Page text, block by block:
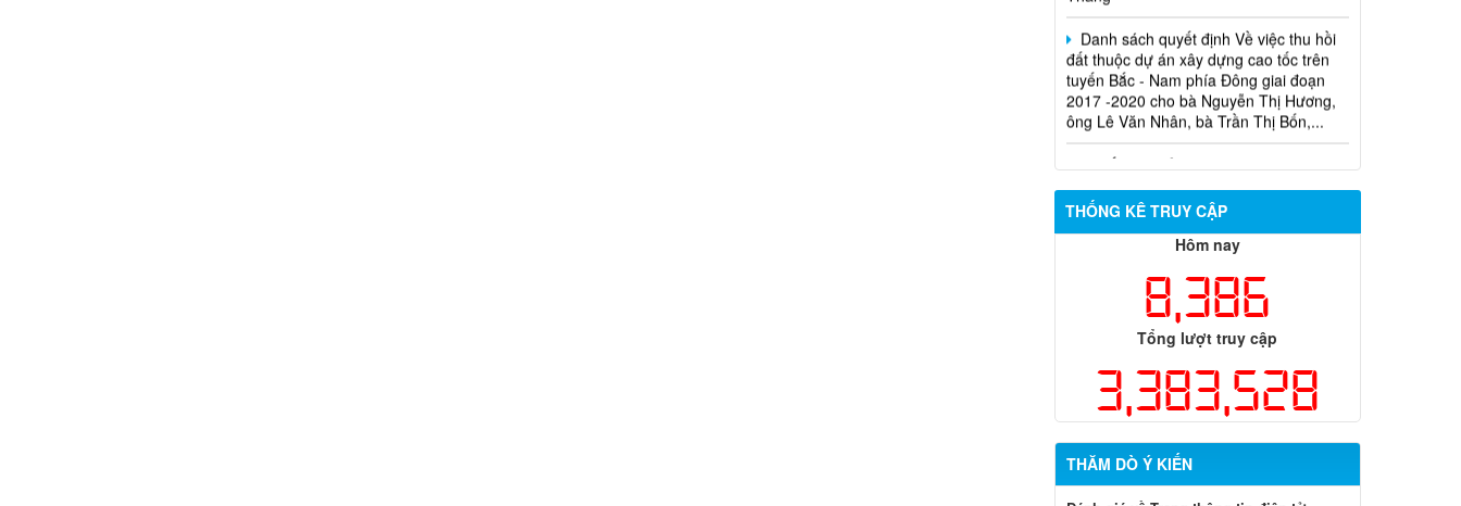
Danh sách quyết định Về việc thu hồi
đất thuộc dự án xây dựng cao tốc trên
tuyến Bắc - Nam phía Đông giai đoạn
2017 -2020 cho bà Nguyễn Thị Hương,
ông Lê Văn Nhân, bà Trần Thị Bốn,...
Quyết định xử phạt vi phạm hành
chính trong lĩnh vực đất đai đối với ông
THỐNG KÊ TRUY CẬP
Hôm nay
8,386
Tổng lượt truy cập
3,383,528
THĂM DÒ Ý KIẾN